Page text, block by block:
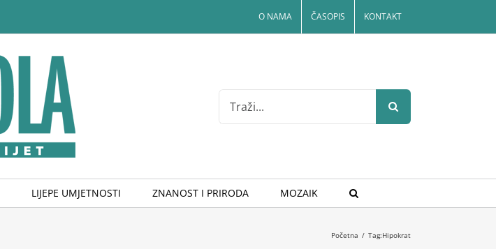
O NAMA ČASOPIS KONTAKT
Search
for:
LIJEPE UMJETNOSTI ZNANOST I PRIRODA MOZAIK
Početna / Tag:Hipokrat